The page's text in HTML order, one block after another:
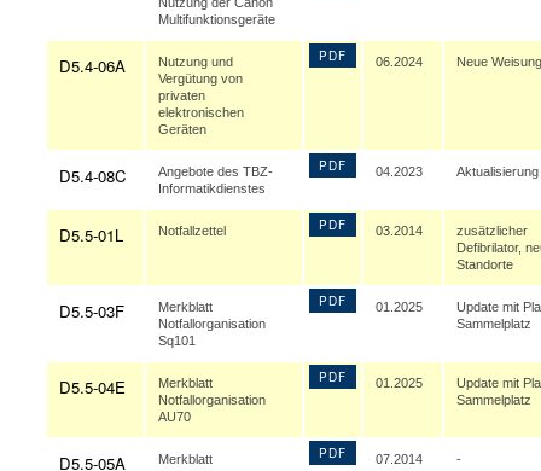
Multifunktionsgeräte
D5.4-06A
Nutzung und
Vergütung von
privaten
elektronischen
Geräten
PDF 06.2024 Neue Weisung
D5.4-08C
Angebote des TBZ-
Informatikdienstes
PDF 04.2023 Aktualisierung
D5.5-01L Notfallzettel PDF 03.2014
zusätzlicher
Defibrilator,
Standorte
D5.5-03F
Merkblatt
Notfallorganisation
Sq101
PDF 01.2025
Update mit
Sammelplatz
D5.5-04E
Merkblatt
Notfallorganisation
AU70
PDF 01.2025
Update mit
Sammelplatz
D5.5-05A
Merkblatt
PDF 07.2014 -